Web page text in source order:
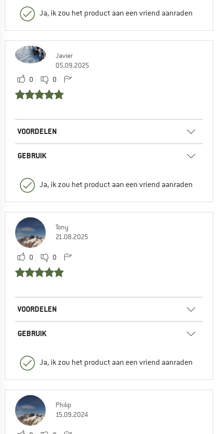
Ja, ik zou het product aan een vriend aanraden
Javier
05.09.2025
0
0
VOORDELEN
GEBRUIK
Ja, ik zou het product aan een vriend aanraden
Tony
21.08.2025
0 0
VOORDELEN
GEBRUIK
Ja, ik zou het product aan een vriend aanraden
Philip
15.09.2024